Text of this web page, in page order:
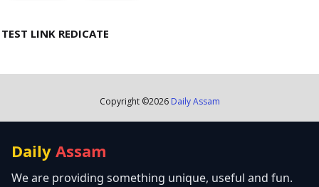
TEST LINK REDICATE
Copyright ©2026 Daily Assam
Daily Assam
We are providing something unique, useful and fun.